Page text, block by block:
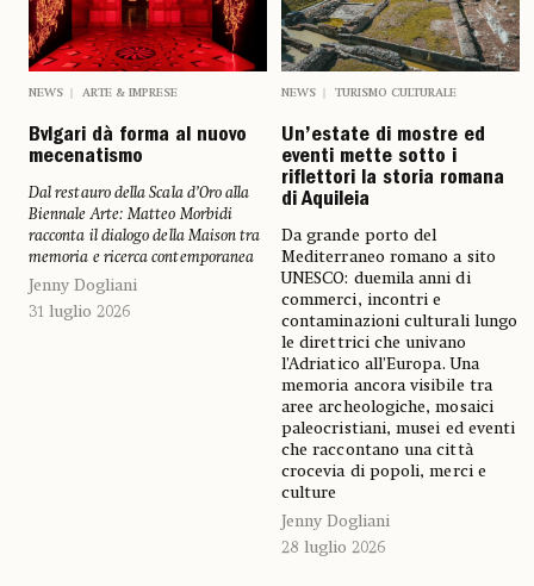
NEWS ARTE & IMPRESE
Bvlgari dà forma al nuovo
mecenatismo
Dal restauro della Scala d’Oro alla
Biennale Arte: Matteo Morbidi
racconta il dialogo della Maison tra
memoria e ricerca contemporanea
Jenny Dogliani
31 luglio 2026
NEWS TURISMO CULTURALE
Un’estate di mostre ed
eventi mette sotto i
riflettori la storia romana
di Aquileia
Da grande porto del
Mediterraneo romano a sito
UNESCO: duemila anni di
commerci, incontri e
contaminazioni culturali lungo
le direttrici che univano
l’Adriatico all’Europa. Una
memoria ancora visibile tra
aree archeologiche, mosaici
paleocristiani, musei ed eventi
che raccontano una città
crocevia di popoli, merci e
culture
Jenny Dogliani
28 luglio 2026